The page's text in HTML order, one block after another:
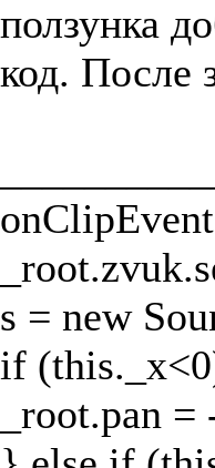
ползунка
код. После
s = new
if
_root.pan